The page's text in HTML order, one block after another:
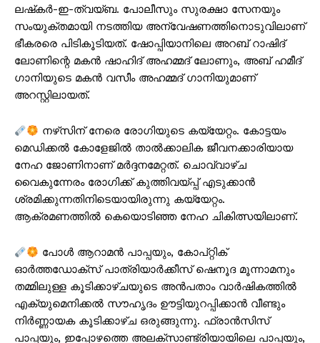
PALA VISION
ലഷ്‌കർ-ഇ-ത്വയ്ബ. പോലീസും സുരക്ഷാ സേനയും
സംയുക്തമായി നടത്തിയ അന്വേഷണത്തിനൊടുവിലാണ്
ഭീകരരെ പിടികൂടിയത്. ഷോപ്പിയാനിലെ അറബ് റാഷിദ്
ലോണിന്റെ മകൻ ഷാഹിദ് അഹമ്മദ് ലോണും, അബ് ഹമീദ്
ഗാനിയുടെ മകൻ വസീം അഹമ്മദ് ഗാനിയുമാണ്
അറസ്റ്റിലായത്.
നഴ്‌സിന് നേരെ രോഗിയുടെ കയ്യേറ്റം. കോട്ടയം
മെഡിക്കൽ കോളേജിൽ താൽക്കാലിക ജീവനക്കാരിയായ
നേഹ ജോണിനാണ് മർദ്ദനമേറ്റത്. ചൊവ്വാഴ്ച
വൈകുന്നേരം രോഗിക്ക് കുത്തിവയ്പ്പ് എടുക്കാൻ
ശ്രമിക്കുന്നതിനിടെയായിരുന്നു കയ്യേറ്റം.
ആക്രമണത്തിൽ കെയൊടിഞ്ഞ നേഹ ചികിത്സയിലാണ്.
പോൾ ആറാമൻ പാപ്പയും, കോപ്റ്റിക്
ഓർത്തഡോക്സ് പാത്രിയാർക്കീസ് ഷെനൂദ മൂന്നാമനും
തമ്മിലുള്ള കൂടിക്കാഴ്ചയുടെ അൻപതാം വാർഷികത്തിൽ
എക്യുമെനിക്കൽ സൗഹൃദം ഊട്ടിയുറപ്പിക്കാന്‍ വീണ്ടും
നിര്‍ണ്ണായക കൂടിക്കാഴ്ച ഒരുങ്ങുന്നു. ഫ്രാൻസിസ്
പാപ്പയും, ഇപ്പോഴത്തെ അലക്‌സാണ്ട്രിയായിലെ പാപ്പയും,